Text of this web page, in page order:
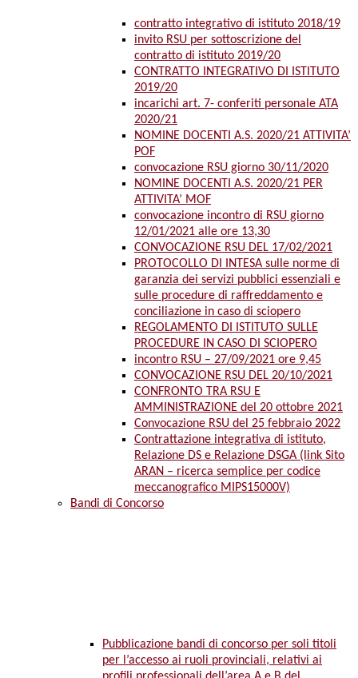
contratto integrativo di istituto 2018/19
invito RSU per sottoscrizione del
contratto di istituto 2019/20
CONTRATTO INTEGRATIVO DI ISTITUTO
2019/20
incarichi art. 7- conferiti personale ATA
2020/21
NOMINE DOCENTI A.S. 2020/21 ATTIVITA’
POF
convocazione RSU giorno 30/11/2020
NOMINE DOCENTI A.S. 2020/21 PER
ATTIVITA’ MOF
convocazione incontro di RSU giorno
12/01/2021 alle ore 13,30
CONVOCAZIONE RSU DEL 17/02/2021
PROTOCOLLO DI INTESA sulle norme di
garanzia dei servizi pubblici essenziali e
sulle procedure di raffreddamento e
conciliazione in caso di sciopero
REGOLAMENTO DI ISTITUTO SULLE
PROCEDURE IN CASO DI SCIOPERO
incontro RSU – 27/09/2021 ore 9,45
CONVOCAZIONE RSU DEL 20/10/2021
CONFRONTO TRA RSU E
AMMINISTRAZIONE del 20 ottobre 2021
Convocazione RSU del 25 febbraio 2022
Contrattazione integrativa di istituto,
Relazione DS e Relazione DSGA (link Sito
ARAN – ricerca semplice per codice
meccanografico MIPS15000V)
Bandi di Concorso
Pubblicazione bandi di concorso per soli titoli
per l’accesso ai ruoli provinciali, relativi ai